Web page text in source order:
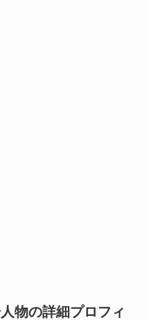
物の詳細プロフィ